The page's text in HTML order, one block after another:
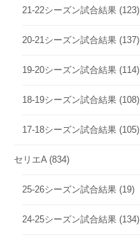
21-22シーズン試合結果 (123)
20-21シーズン試合結果 (137)
19-20シーズン試合結果 (114)
18-19シーズン試合結果 (108)
17-18シーズン試合結果 (105)
セリエA (834)
25-26シーズン試合結果 (19)
24-25シーズン試合結果 (134)